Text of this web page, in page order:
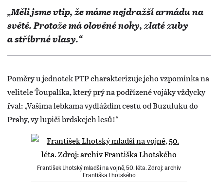
„Měli jsme vtip, že máme nejdražší armádu na
světě. Protože má olověné nohy, zlaté zuby
a stříbrné vlasy.“
Poměry u jednotek PTP charakterizuje jeho vzpomínka na
velitele Ťoupalíka, který prý na podřízené vojáky vždycky
řval: „Vašima lebkama vydláždím cestu od Buzuluku do
Prahy, vy lupiči brdskejch lesů!“
František Lhotský mladší na vojně, 50. léta. Zdroj: archiv
Františka Lhotského